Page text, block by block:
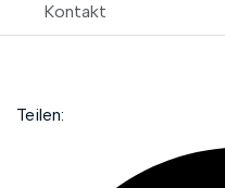
Kontakt
Teilen: